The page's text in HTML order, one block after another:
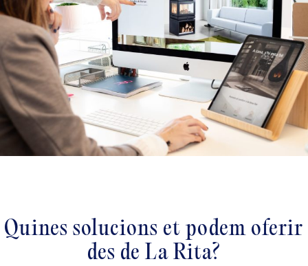
Quines solucions et podem oferir
des de La Rita?